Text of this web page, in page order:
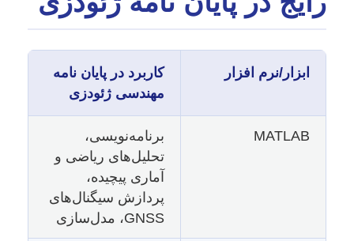
ابزار/نرم افزار
کاربرد در پایان نامه
مهندسی ژئودزی
MATLAB
برنامه‌نویسی،
تحلیل‌های ریاضی و
آماری پیچیده،
پردازش سیگنال‌های
GNSS، مدل‌سازی